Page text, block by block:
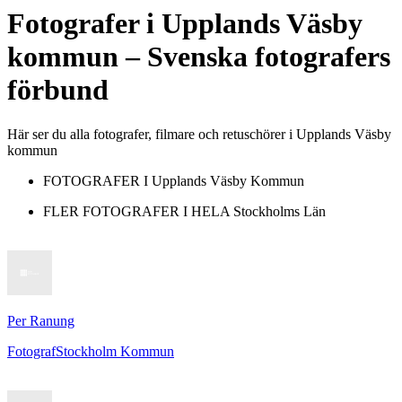
Fotograferi Upplands Väsby
kommun– Svenska fotografers
förbund
Här ser du alla fotografer, filmare och retuschörer i Upplands Väsby
kommun
FOTOGRAFER I Upplands Väsby Kommun
FLER FOTOGRAFER I HELA Stockholms Län
Per Ranung
FotografStockholm Kommun